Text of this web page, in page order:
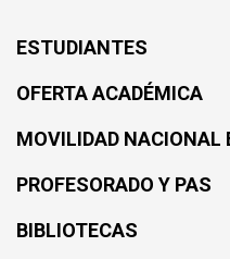
ESTUDIANTES
OFERTA ACADÉMICA
MOVILIDAD NACIONAL
PROFESORADO Y PAS
BIBLIOTECAS